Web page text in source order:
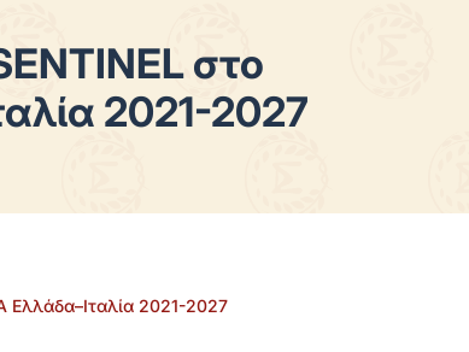
στο
2021-2027
Ελλάδα–Ιταλία 2021-2027